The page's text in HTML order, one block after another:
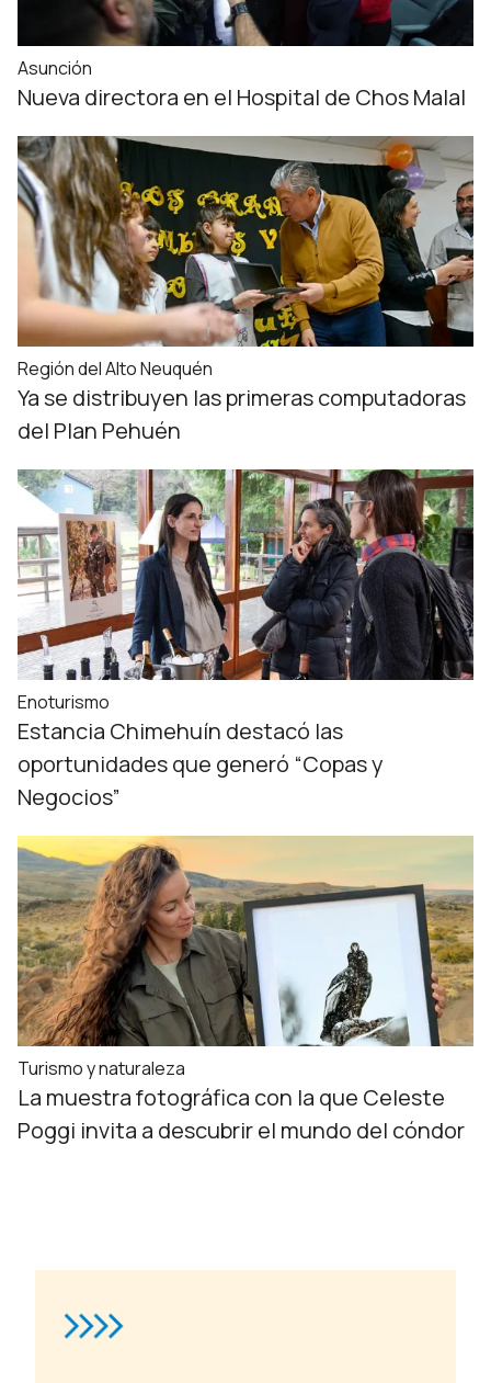
Asunción
Nueva directora en el Hospital de Chos Malal
Región del Alto Neuquén
Ya se distribuyen las primeras computadoras
del Plan Pehuén
Enoturismo
Estancia Chimehuín destacó las
oportunidades que generó “Copas y
Negocios”
Turismo y naturaleza
La muestra fotográfica con la que Celeste
Poggi invita a descubrir el mundo del cóndor